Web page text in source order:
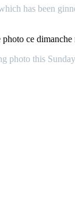
has been
photo ce
photo this